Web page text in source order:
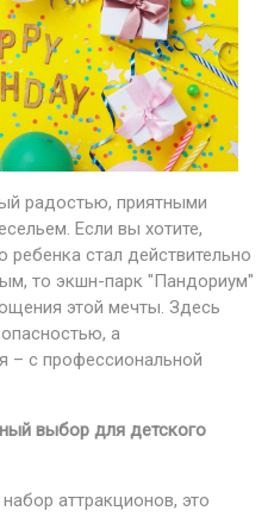
радостью, приятными
Если вы хотите,
стал действительно
то экшн-парк "Пандориум"
этой мечты. Здесь
а
– с профессиональной
выбор для детского
аттракционов, это